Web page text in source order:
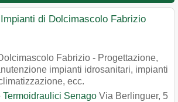
di Dolcimascolo Fabrizio
Fabrizio - Progettazione,
impianti idrosanitari, impianti
ecc.
Termoidraulici Senago Via Berlinguer, 5